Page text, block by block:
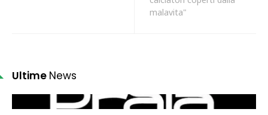
malavita"
Ultime News